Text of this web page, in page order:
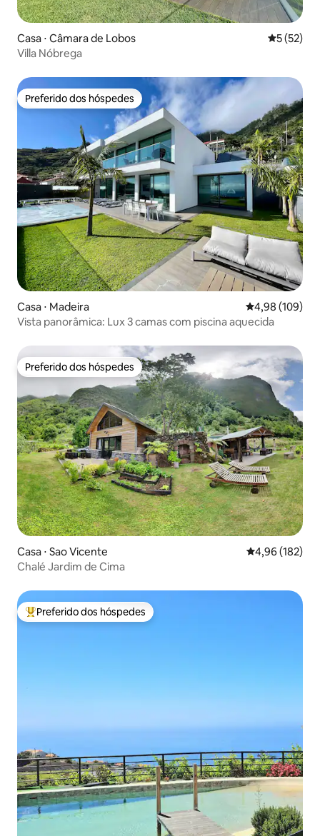
Casa ⋅ Câmara de Lobos 5 de uma
5 (52)
Villa Nóbrega
Preferido dos hóspedes
Preferido dos hóspedes
Casa ⋅ Madeira 4,98 de uma
4,98 (109)
Vista panorâmica: Lux 3 camas com piscina aquecida
Preferido dos hóspedes
Preferido dos hóspedes
Casa ⋅ Sao Vicente 4,96 de uma
4,96 (182)
Chalé Jardim de Cima
Entre os melhores preferidos dos hóspedes
Preferido dos hóspedes